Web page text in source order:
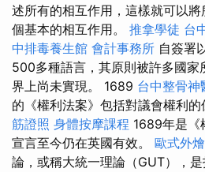
述所有的相互作用，這樣就可以
個基本的相互作用。 推拿學徒 台
中排毒養生館 會計事務所 自簽署
500多種語言，其原則被許多國家
界上尚未實現。 1689 台中整骨神
的《權利法案》包括對議會權利的
筋證照 身體按摩課程 1689年是《
宣言至今仍在英國有效。 歐式外燴
論，或稱大統一理論（GUT），